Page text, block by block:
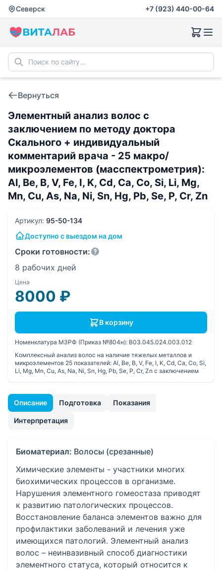
Северск +7 (923) 440-00-64
Вернуться
Элементный анализ волос с
заключением по методу доктора
Скального + индивидуальный
комментарий врача - 25 макро/
микроэлементов (масспектрометрия):
Al, Be, B, V, Fe, I, K, Cd, Ca, Co, Si, Li, Mg,
Mn, Cu, As, Na, Ni, Sn, Hg, Pb, Se, P, Cr, Zn
Описание Подготовка Показания
Интерпретация
Биоматериал: Волосы (срезанные)
Химические элементы - участники многих
биохимических процессов в организме.
Нарушения элементного гомеостаза приводят
к развитию патологических процессов.
Восстановление баланса элементов важно для
профилактики заболеваний и лечения уже
имеющихся патологий. Элементный анализ
волос – неинвазивный способ диагностики
элементного статуса, который относится к
Артикул: 95-50-134
Доступно с выездом на дом
Сроки готовности:
8 рабочих дней
Цена
8000 ₽
В корзину
Номенклатура МЗРФ (Приказ №804н): B03.045.024.003.012
Комплексный анализ волос на наличие тяжелых металлов и
микроэлементов 25 показателей: Al, Be, B, V, Fe, I, K, Cd, Ca, Co, Si,
Li, Mg, Mn, Cu, As, Na, Ni, Sn, Hg, Pb, Se, P, Cr, Zn с заключением